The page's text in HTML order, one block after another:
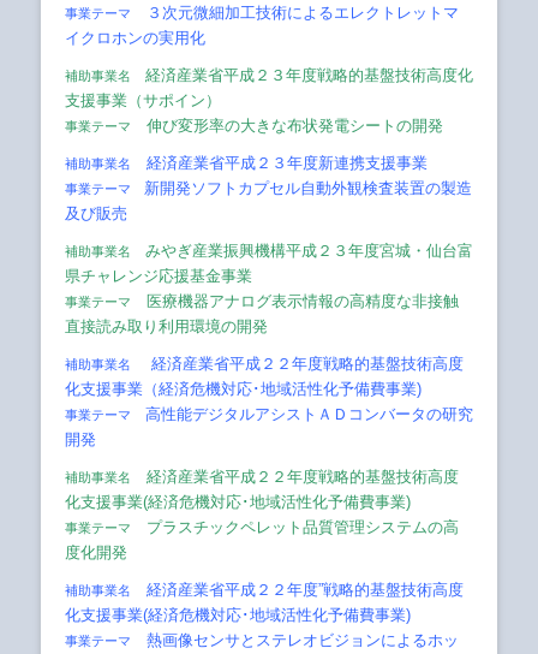
事業テーマ
３次元微細加工技術によるエレクトレットマ
イクロホンの実用化
補助事業名
経済産業省平成２３年度戦略的基盤技術高度化
支援事業（サポイン）
事業テーマ 伸び変形率の大きな布状発電シートの開発
補助事業名 経済産業省平成２３年度新連携支援事業
事業テーマ
新開発ソフトカプセル自動外観検査装置の製造
及び販売
補助事業名
みやぎ産業振興機構平成２３年度宮城・仙台富
県チャレンジ応援基金事業
事業テーマ
医療機器アナログ表示情報の高精度な非接触
直接読み取り利用環境の開発
補助事業名
経済産業省平成２２年度戦略的基盤技術高度
化支援事業（経済危機対応･地域活性化予備費事業)
事業テーマ 高性能デジタルアシストＡＤコンバータの研究
開発
補助事業名
経済産業省平成２２年度戦略的基盤技術高度
化支援事業(経済危機対応･地域活性化予備費事業)
事業テーマ
プラスチックペレット品質管理システムの高
度化開発
補助事業名
経済産業省平成２２年度”戦略的基盤技術高度
化支援事業(経済危機対応･地域活性化予備費事業)
事業テーマ
熱画像センサとステレオビジョンによるホッ